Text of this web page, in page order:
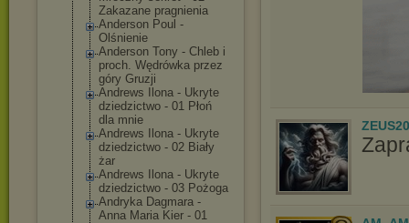
Zakazane pragnienia
Anderson Poul -
Olśnienie
Anderson Tony - Chleb i
proch. Wędrówka przez
góry Gruzji
Andrews Ilona - Ukryte
dziedzictwo - 01 Płoń
dla mnie
Andrews Ilona - Ukryte
dziedzictwo - 02 Biały
żar
Andrews Ilona - Ukryte
dziedzictwo - 03 Pożoga
Andryka Dagmara -
Anna Maria Kier - 01